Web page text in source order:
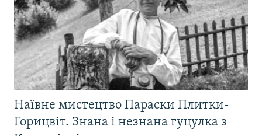
Наївне мистецтво Параски Плитки-
Горицвіт. Знана і незнана гуцулка з